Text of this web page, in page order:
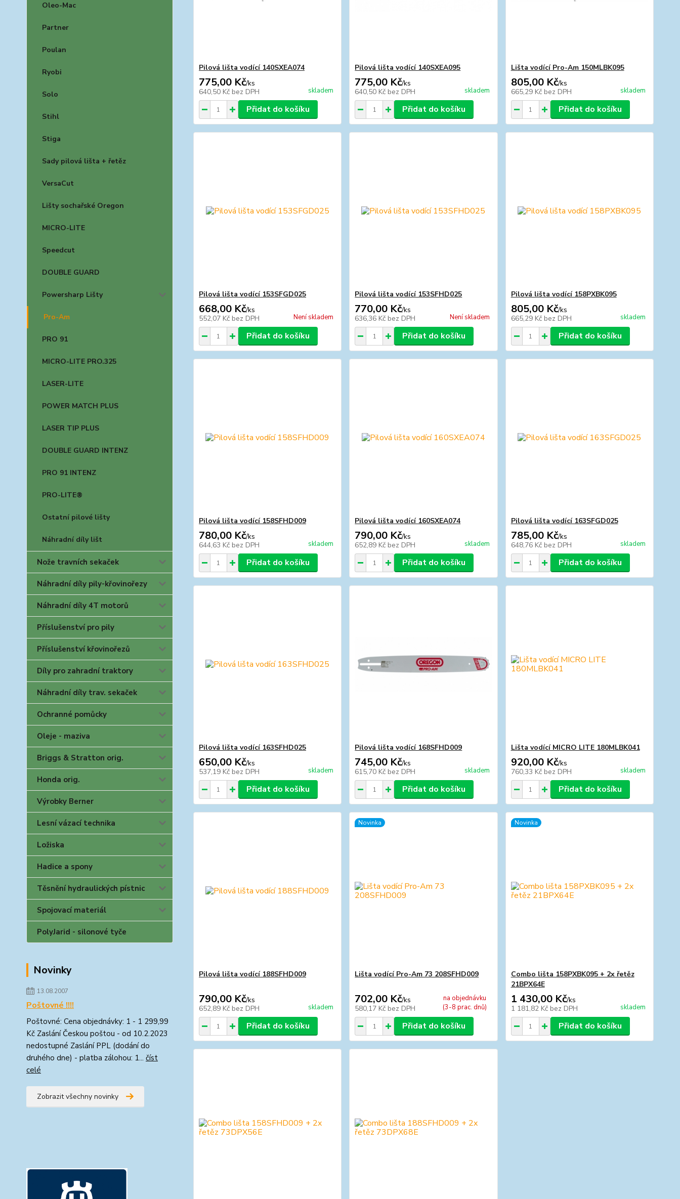
Oleo-Mac
Partner
Poulan
Ryobi
Solo
Stihl
Stiga
Sady pilová lišta + řetěz
VersaCut
Lišty sochařské Oregon
MICRO-LITE
Speedcut
DOUBLE GUARD
Powersharp Lišty
Pro-Am
PRO 91
MICRO-LITE PRO.325
LASER-LITE
POWER MATCH PLUS
LASER TIP PLUS
DOUBLE GUARD INTENZ
PRO 91 INTENZ
PRO-LITE®
Ostatní pilové lišty
Náhradní díly lišt
Nože travních sekaček
Náhradní díly pily-křovinořezy
Náhradní díly 4T motorů
Příslušenství pro pily
Příslušenství křovinořezů
Díly pro zahradní traktory
Náhradní díly trav. sekaček
Ochranné pomůcky
Oleje - maziva
Briggs & Stratton orig.
Honda orig.
Výrobky Berner
Lesní vázací technika
Ložiska
Hadice a spony
Těsnění hydraulických pístnic
Spojovací materiál
PolyJarid - silonové tyče
Novinky
13.08.2007
Poštovné !!!!
Poštovné: Cena objednávky: 1 - 1 299,99
Kč Zaslání Českou poštou - od 10.2.2023
nedostupné Zaslání PPL (dodání do
druhého dne) - platba zálohou: 1... číst
celé
Zobrazit všechny novinky
Pilová lišta vodící 140SXEA074
775,00 Kč/ks
640,50 Kč bez DPH skladem
Přidat do košíku
Pilová lišta vodící 140SXEA095
775,00 Kč/ks
640,50 Kč bez DPH skladem
Přidat do košíku
Lišta vodící Pro-Am 150MLBK095
805,00 Kč/ks
665,29 Kč bez DPH skladem
Přidat do košíku
Pilová lišta vodící 153SFGD025
668,00 Kč/ks
552,07 Kč bez DPH Není skladem
Přidat do košíku
Pilová lišta vodící 153SFHD025
770,00 Kč/ks
636,36 Kč bez DPH Není skladem
Přidat do košíku
Pilová lišta vodící 158PXBK095
805,00 Kč/ks
665,29 Kč bez DPH skladem
Přidat do košíku
Pilová lišta vodící 158SFHD009
780,00 Kč/ks
644,63 Kč bez DPH skladem
Přidat do košíku
Pilová lišta vodící 160SXEA074
790,00 Kč/ks
652,89 Kč bez DPH skladem
Přidat do košíku
Pilová lišta vodící 163SFGD025
785,00 Kč/ks
648,76 Kč bez DPH skladem
Přidat do košíku
Pilová lišta vodící 163SFHD025
650,00 Kč/ks
537,19 Kč bez DPH skladem
Přidat do košíku
Pilová lišta vodící 168SFHD009
745,00 Kč/ks
615,70 Kč bez DPH skladem
Přidat do košíku
Lišta vodící MICRO LITE 180MLBK041
920,00 Kč/ks
760,33 Kč bez DPH skladem
Přidat do košíku
Pilová lišta vodící 188SFHD009
790,00 Kč/ks
652,89 Kč bez DPH skladem
Přidat do košíku
Novinka
Lišta vodící Pro-Am 73 208SFHD009
702,00 Kč/ks
580,17 Kč bez DPH
na objednávku
(3-8 prac. dnů)
Přidat do košíku
Novinka
Combo lišta 158PXBK095 + 2x řetěz
21BPX64E
1 430,00 Kč/ks
1 181,82 Kč bez DPH skladem
Přidat do košíku